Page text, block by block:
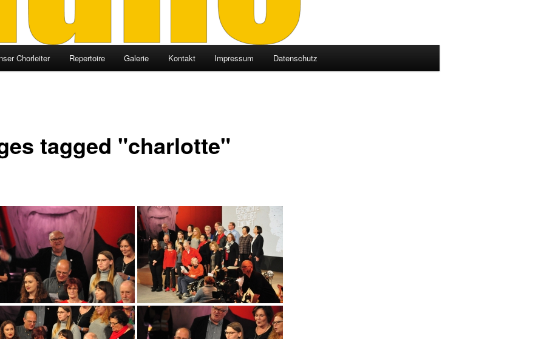
Chorleiter Repertoire Galerie Kontakt Impressum Datenschutz
tagged "charlotte"